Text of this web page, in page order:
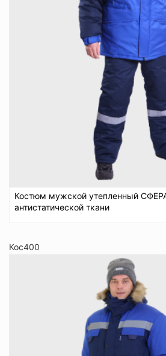
Костюм мужской утепленный
антистатической ткани
Кос400